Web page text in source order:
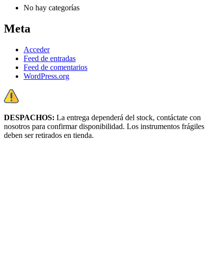
No hay categorías
Meta
Acceder
Feed de entradas
Feed de comentarios
WordPress.org
DESPACHOS: La entrega dependerá del stock, contáctate con
nosotros para confirmar disponibilidad. Los instrumentos frágiles
deben ser retirados en tienda.